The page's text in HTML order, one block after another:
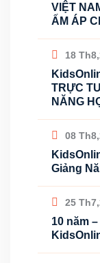
VIỆT
ẤM ÁP
18
TRỰC
NĂNG
08
Giảng
25
10 năm